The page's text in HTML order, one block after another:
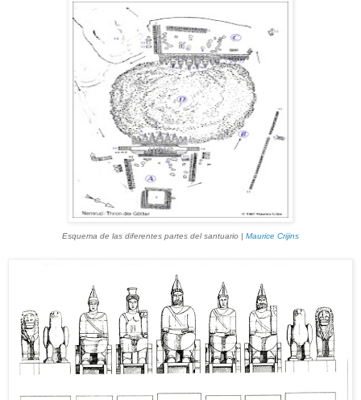
Esquema de las diferentes partes del santuario | Maurice Crijins